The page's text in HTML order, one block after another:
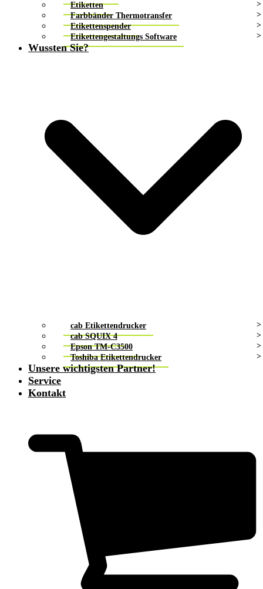
Etiketten
Farbbänder Thermotransfer
Etikettenspender
Etikettengestaltungs Software
Wussten Sie?
cab Etikettendrucker
cab SQUIX 4
Epson TM-C3500
Toshiba Etikettendrucker
Unsere wichtigsten Partner!
Service
Kontakt